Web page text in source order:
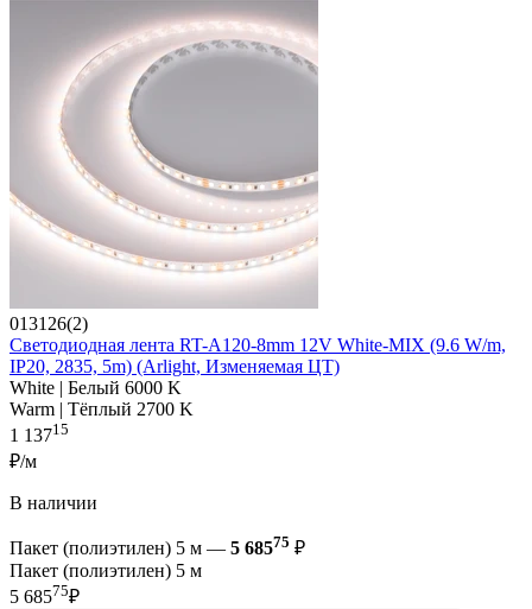
013126(2)
Светодиодная лента RT-A120-8mm 12V White-MIX (9.6 W/m,
IP20, 2835, 5m) (Arlight, Изменяемая ЦТ)
White | Белый 6000 K
Warm | Тёплый 2700 K
1 13715
₽/м
В наличии
Пакет (полиэтилен) 5 м — 5 68575 ₽
Пакет (полиэтилен) 5 м
5 68575₽